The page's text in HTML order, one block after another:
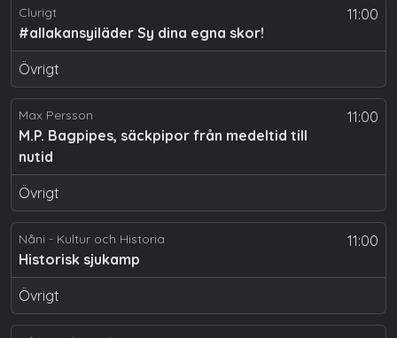
11:00
Clurigt
#allakansyiläder Sy dina egna skor!
Övrigt
11:00
Max Persson
M.P. Bagpipes, säckpipor från medeltid till
nutid
Övrigt
11:00
Nåni - Kultur och Historia
Historisk sjukamp
Övrigt